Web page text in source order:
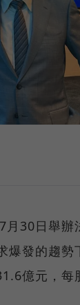
30日舉
爆發的趨
億元，每